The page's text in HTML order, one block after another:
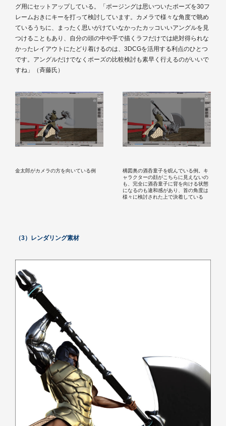
グ用にセットアップしている。「ポージングは思いついたポーズを30フ
レームおきにキーを打って検討しています。カメラで様々な角度で眺め
ているうちに、まったく思いがけていなかったカッコいいアングルを見
つけることもあり、自分の頭の中や手で描くラフだけでは絶対得られな
かったレイアウトにたどり着けるのは、3DCGを活用する利点のひとつ
です。アングルだけでなくポーズの比較検討も素早く行えるのがいいで
すね」（斉藤氏）
金太郎がカメラの方を向いている例
構図奥の酒呑童子を睨んでいる例。キ
ャラクターの顔がこちらに見えないの
も、完全に酒呑童子に背を向ける状態
になるのも違和感があり、首の角度は
様々に検討された上で決着している
（3）レンダリング素材